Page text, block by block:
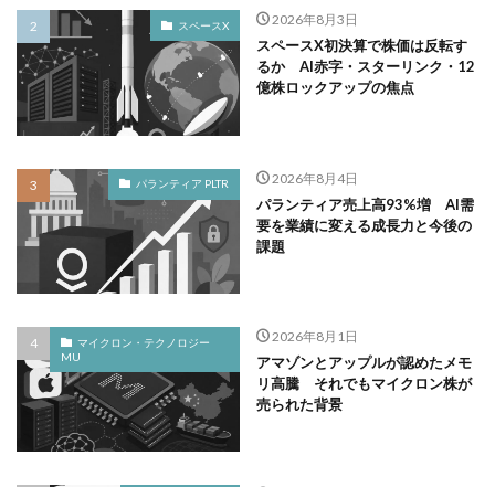
スペースX 2026年8月3日
スペースX初決算で株価は反転す
るか AI赤字・スターリンク・12
億株ロックアップの焦点
パランティア PLTR 2026年8月4日
パランティア売上高93%増 AI需
要を業績に変える成長力と今後の
課題
マイクロン・テクノロジー
MU
2026年8月1日
アマゾンとアップルが認めたメモ
リ高騰 それでもマイクロン株が
売られた背景